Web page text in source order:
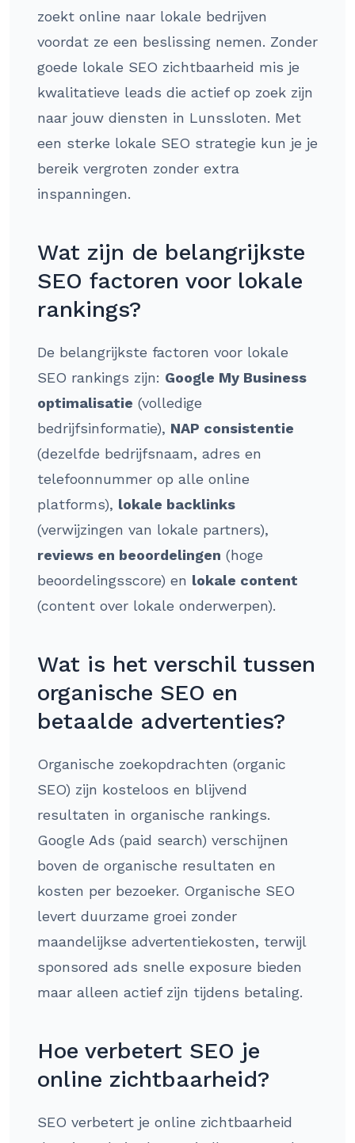
zoekt online naar lokale bedrijven
voordat ze een beslissing nemen. Zonder
goede lokale SEO zichtbaarheid mis je
kwalitatieve leads die actief op zoek zijn
naar jouw diensten in Lunssloten. Met
een sterke lokale SEO strategie kun je je
bereik vergroten zonder extra
inspanningen.
Wat zijn de belangrijkste
SEO factoren voor lokale
rankings?
De belangrijkste factoren voor lokale
SEO rankings zijn: Google My Business
optimalisatie (volledige
bedrijfsinformatie), NAP consistentie
(dezelfde bedrijfsnaam, adres en
telefoonnummer op alle online
platforms), lokale backlinks
(verwijzingen van lokale partners),
reviews en beoordelingen (hoge
beoordelingsscore) en lokale content
(content over lokale onderwerpen).
Wat is het verschil tussen
organische SEO en
betaalde advertenties?
Organische zoekopdrachten (organic
SEO) zijn kosteloos en blijvend
resultaten in organische rankings.
Google Ads (paid search) verschijnen
boven de organische resultaten en
kosten per bezoeker. Organische SEO
levert duurzame groei zonder
maandelijkse advertentiekosten, terwijl
sponsored ads snelle exposure bieden
maar alleen actief zijn tijdens betaling.
Hoe verbetert SEO je
online zichtbaarheid?
SEO verbetert je online zichtbaarheid